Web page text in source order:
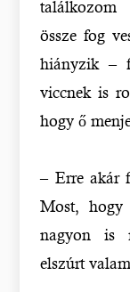
össze fog
hiányzik –
viccnek is
hogy ő
– Erre akár
Most, hogy
nagyon is
elszúrt